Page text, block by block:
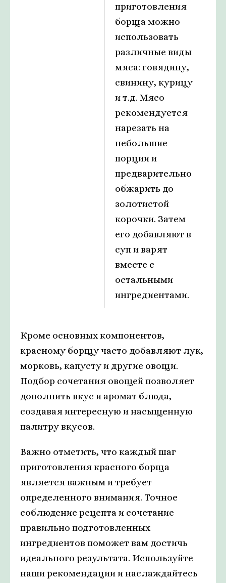
приготовления
борща можно
использовать
различные виды
мяса: говядину,
свинину, курицу
и т.д. Мясо
рекомендуется
нарезать на
небольшие
порции и
предварительно
обжарить до
золотистой
корочки. Затем
его добавляют в
суп и варят
вместе с
остальными
ингредиентами.
Кроме основных компонентов,
красному борщу часто добавляют лук,
морковь, капусту и другие овощи.
Подбор сочетания овощей позволяет
дополнить вкус и аромат блюда,
создавая интересную и насыщенную
палитру вкусов.
Важно отметить, что каждый шаг
приготовления красного борща
является важным и требует
определенного внимания. Точное
соблюдение рецепта и сочетание
правильно подготовленных
ингредиентов поможет вам достичь
идеального результата. Используйте
наши рекомендации и наслаждайтесь